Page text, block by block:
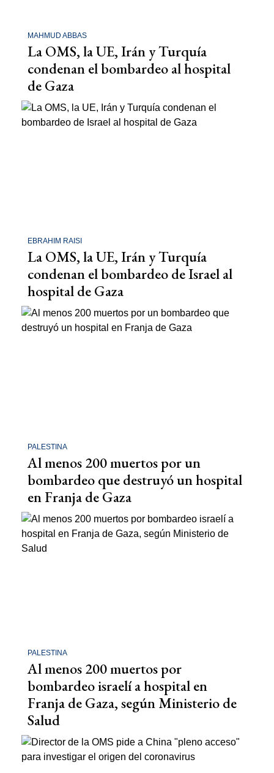
MAHMUD ABBAS
La OMS, la UE, Irán y Turquía
condenan el bombardeo al hospital
de Gaza
EBRAHIM RAISI
La OMS, la UE, Irán y Turquía
condenan el bombardeo de Israel al
hospital de Gaza
PALESTINA
Al menos 200 muertos por un
bombardeo que destruyó un hospital
en Franja de Gaza
PALESTINA
Al menos 200 muertos por
bombardeo israelí a hospital en
Franja de Gaza, según Ministerio de
Salud